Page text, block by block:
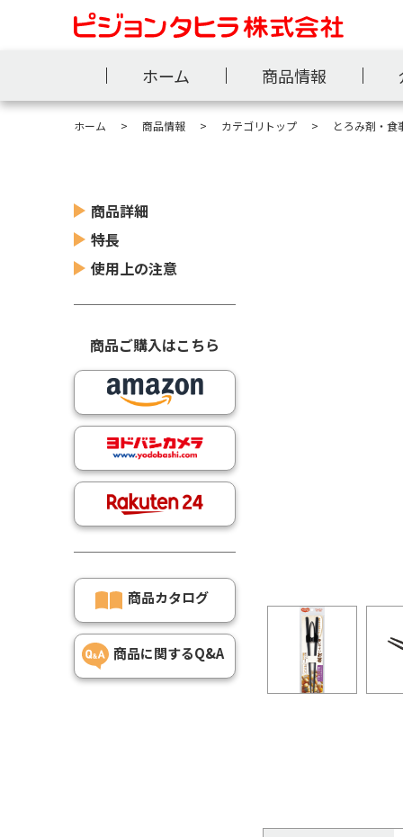
ホーム 商品情報
ホーム 商品情報 カテゴリトップ とろみ剤・食
商品詳細
特長
使用上の注意
商品ご購入はこちら
商品カタログ
商品に関するQ&A